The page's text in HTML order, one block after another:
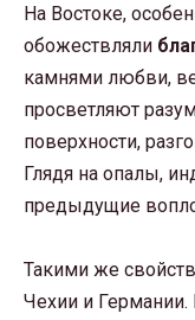
На Востоке,
обожествляли
камнями любви,
просветляют
поверхности,
Глядя на опалы,
предыдущие
Такими же
Чехии и